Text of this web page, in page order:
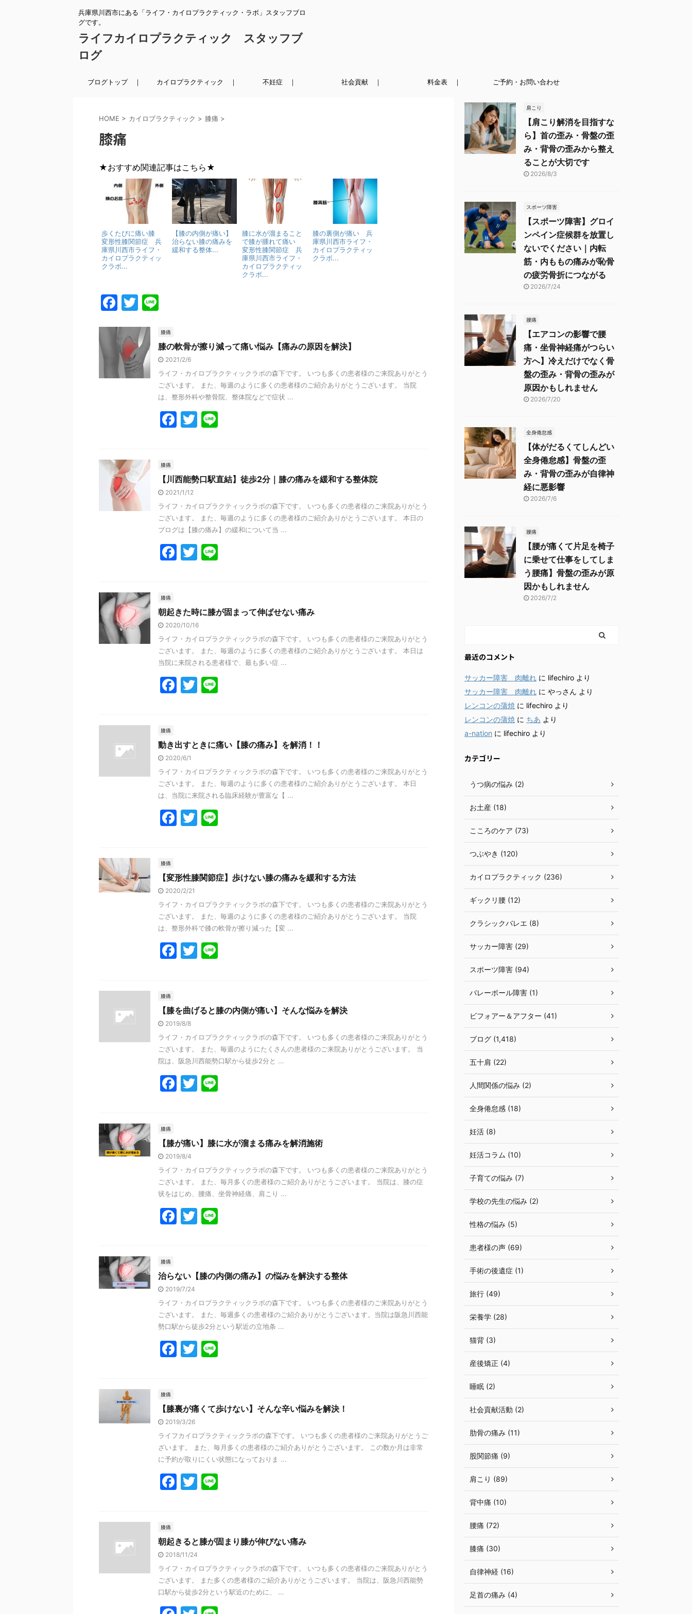
兵庫県川西市にある「ライフ・カイロプラクティック・ラボ」スタッフブロ
グです。
ライフカイロプラクティック スタッフブ
ログ
ブログトップ ｜ カイロプラクティック ｜ 不妊症 ｜ 社会貢献 ｜ 料金表 ｜ ご予約・お問い合わせ
HOME > カイロプラクティック > 膝痛 >
膝痛
★おすすめ関連記事はこちら★
歩くたびに痛い膝
変形性膝関節症 兵
庫県川西市ライフ・
カイロプラクティッ
クラボ...
【膝の内側が痛い】
治らない膝の痛みを
緩和する整体...
膝に水が溜まること
で膝が腫れて痛い
変形性膝関節症 兵
庫県川西市ライフ・
カイロプラクティッ
クラボ...
膝の裏側が痛い 兵
庫県川西市ライフ・
カイロプラクティッ
クラボ...
F
c
e
b
o
T
itt
er
e
膝痛
膝の軟骨が擦り減って痛い悩み【痛みの原因を解決】
2021/2/6
ライフ・カイロプラクティックラボの森下です。 いつも多くの患者様のご来院ありがとう
ございます。 また、毎週のように多くの患者様のご紹介ありがとうございます。 当院
は、整形外科や整骨院、整体院などで症状 ...
F
b
o
o
k
T
膝痛
【川西能勢口駅直結】徒歩2分｜膝の痛みを緩和する整体院
2021/1/12
ライフ・カイロプラクティックラボの森下です。 いつも多くの患者様のご来院ありがとう
ございます。 また、毎週のように多くの患者様のご紹介ありがとうございます。 本日の
ブログは【膝の痛み】の緩和について当 ...
F
b
o
o
k
T
膝痛
朝起きた時に膝が固まって伸ばせない痛み
2020/10/16
ライフ・カイロプラクティックラボの森下です。 いつも多くの患者様のご来院ありがとう
ございます。 また、毎週のように多くの患者様のご紹介ありがとうございます。 本日は
当院に来院される患者様で、最も多い症 ...
F
b
o
o
k
T
膝痛
動き出すときに痛い【膝の痛み】を解消！！
2020/6/1
ライフ・カイロプラクティックラボの森下です。 いつも多くの患者様のご来院ありがとう
ございます。 また、毎週のように多くの患者様のご紹介ありがとうございます。 本日
は、当院に来院される臨床経験が豊富な【 ...
F
b
o
o
k
T
膝痛
【変形性膝関節症】歩けない膝の痛みを緩和する方法
2020/2/21
ライフ・カイロプラクティックラボの森下です。 いつも多くの患者様のご来院ありがとう
ございます。 また、毎週のように多くの患者様のご紹介ありがとうございます。 当院
は、整形外科で膝の軟骨が擦り減った【変 ...
F
b
o
o
k
T
膝痛
【膝を曲げると膝の内側が痛い】そんな悩みを解決
2019/8/8
ライフ・カイロプラクティックラボの森下です。 いつも多くの患者様のご来院ありがとう
ございます。 また、毎週のようにたくさんの患者様のご来院ありがとうございます。 当
院は、阪急川西能勢口駅から徒歩2分と ...
F
b
o
o
k
T
膝痛
【膝が痛い】膝に水が溜まる痛みを解消施術
2019/8/4
ライフ・カイロプラクティックラボの森下です。 いつも多くの患者様のご来院ありがとう
ございます。 また、毎月多くの患者様のご紹介ありがとうございます。 当院は、膝の症
状をはじめ、腰痛、坐骨神経痛、肩こり ...
F
b
o
o
k
T
膝痛
治らない【膝の内側の痛み】の悩みを解決する整体
2019/7/24
ライフ・カイロプラクティックラボの森下です。 いつも多くの患者様のご来院ありがとう
ございます。 また、毎週多くの患者様のご紹介ありがとうございます。当院は阪急川西能
勢口駅から徒歩2分という駅近の立地条 ...
F
b
o
o
k
T
膝痛
【膝裏が痛くて歩けない】そんな辛い悩みを解決！
2019/3/26
ライフカイロプラクティックラボの森下です。 いつも多くの患者様のご来院ありがとうご
ざいます。 また、毎月多くの患者様のご紹介ありがとうございます。 この数か月は非常
に予約が取りにくい状態になっておりま ...
F
b
o
o
k
T
膝痛
朝起きると膝が固まり膝が伸びない痛み
2018/11/24
ライフ・カイロプラクティックラボの森下です。 いつも多くの患者様のご来院ありがとう
ございます。 また多くの患者様のご紹介ありがとうございます。 当院は、阪急川西能勢
口駅から徒歩2分という駅近のために、 ...
肩こり
【肩こり解消を目指すな
ら】首の歪み・骨盤の歪
み・背骨の歪みから整え
ることが大切です
2026/8/3
スポーツ障害
【スポーツ障害】グロイ
ンペイン症候群を放置し
ないでください｜内転
筋・内ももの痛みが恥骨
の疲労骨折につながる
2026/7/24
腰痛
【エアコンの影響で腰
痛・坐骨神経痛がつらい
方へ】冷えだけでなく骨
盤の歪み・背骨の歪みが
原因かもしれません
2026/7/20
全身倦怠感
【体がだるくてしんどい
全身倦怠感】骨盤の歪
み・背骨の歪みが自律神
経に悪影響
2026/7/6
腰痛
【腰が痛くて片足を椅子
に乗せて仕事をしてしま
う腰痛】骨盤の歪みが原
因かもしれません
2026/7/2
最近のコメント
サッカー障害 肉離れ に lifechiro より
サッカー障害 肉離れ に やっさん より
レンコンの蒲焼 に lifechiro より
レンコンの蒲焼 に ちあ より
a-nation に lifechiro より
カテゴリー
うつ病の悩み (2)
お土産 (18)
こころのケア (73)
つぶやき (120)
カイロプラクティック (236)
ギックリ腰 (12)
クラシックバレエ (8)
サッカー障害 (29)
スポーツ障害 (94)
バレーボール障害 (1)
ビフォアー＆アフター (41)
ブログ (1,418)
五十肩 (22)
人間関係の悩み (2)
全身倦怠感 (18)
妊活 (8)
妊活コラム (10)
子育ての悩み (7)
学校の先生の悩み (2)
性格の悩み (5)
患者様の声 (69)
手術の後遺症 (1)
旅行 (49)
栄養学 (28)
猫背 (3)
産後矯正 (4)
睡眠 (2)
社会貢献活動 (2)
肋骨の痛み (11)
股関節痛 (9)
肩こり (89)
背中痛 (10)
腰痛 (72)
膝痛 (30)
自律神経 (16)
足首の痛み (4)